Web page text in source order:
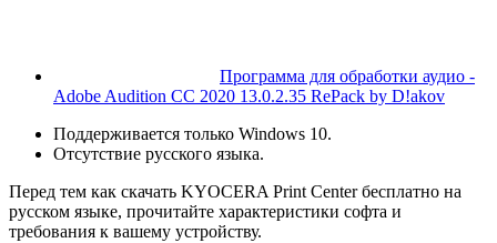
Программа для обработки аудио -
Adobe Audition CC 2020 13.0.2.35 RePack by D!akov
Поддерживается только Windows 10.
Отсутствие русского языка.
Перед тем как скачать KYOCERA Print Center бесплатно на
русском языке, прочитайте характеристики софта и
требования к вашему устройству.